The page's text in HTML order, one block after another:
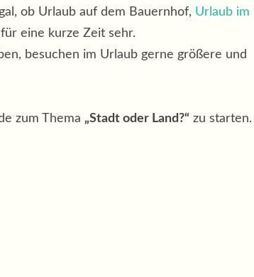
ob Urlaub auf dem Bauernhof, Urlaub im
eine kurze Zeit sehr.
besuchen im Urlaub gerne größere und
zum Thema „Stadt oder Land?“ zu starten.